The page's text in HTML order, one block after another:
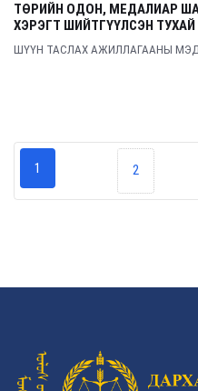
ТӨРИЙН ОДОН, МЕДАЛИАР
ХЭРЭГТ ШИЙТГҮҮЛСЭН
ШҮҮН ТАСЛАХ АЖИЛЛАГААНЫ
1 2